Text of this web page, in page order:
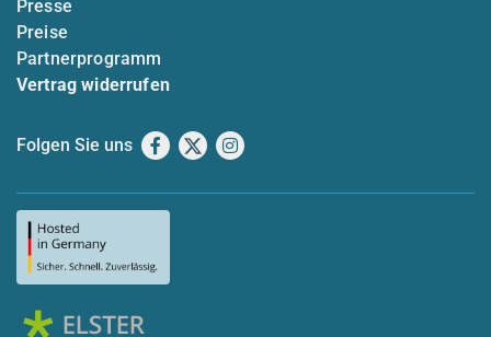
Presse
Preise
Partnerprogramm
Vertrag widerrufen
Folgen Sie uns Facebook
X Instagram